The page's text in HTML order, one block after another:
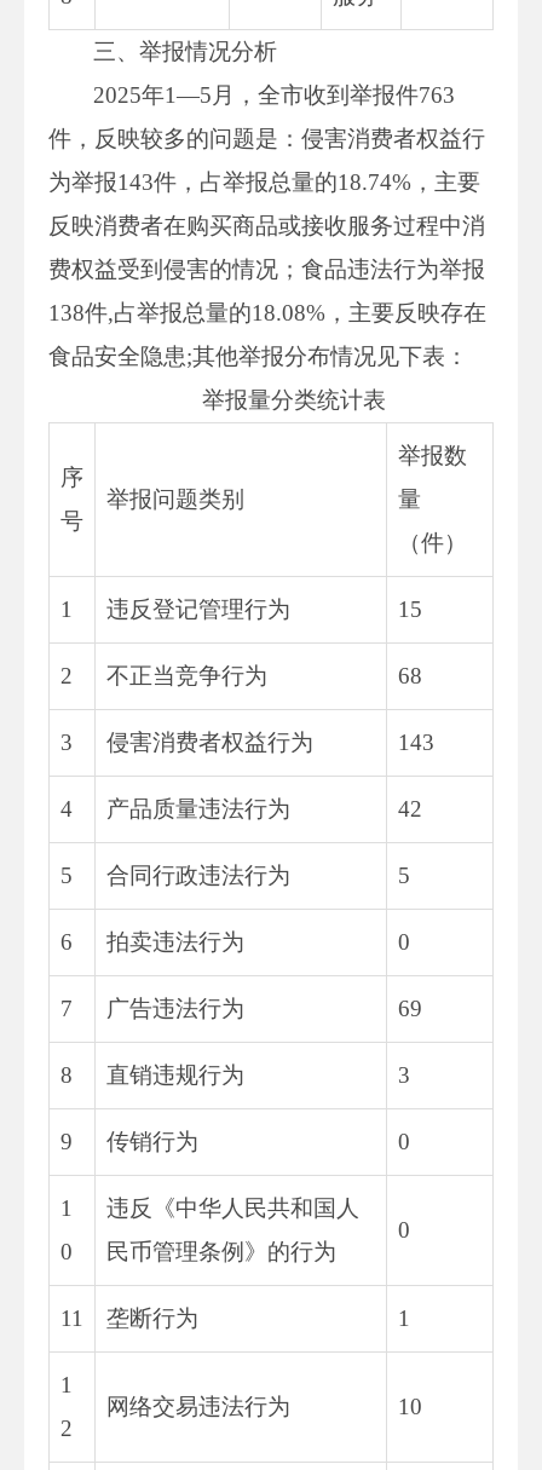
三、举报情况分析
2025年1—5月，全市收到举报件763
件，反映较多的问题是：侵害消费者权益行
为举报143件，占举报总量的18.74%，主要
反映消费者在购买商品或接收服务过程中消
费权益受到侵害的情况；食品违法行为举报
138件,占举报总量的18.08%，主要反映存在
食品安全隐患;其他举报分布情况见下表：
举报量分类统计表
序
号
举报问题类别
举报数
量
（件）
1 违反登记管理行为 15
2 不正当竞争行为 68
3 侵害消费者权益行为 143
4 产品质量违法行为 42
5 合同行政违法行为 5
6 拍卖违法行为 0
7 广告违法行为 69
8 直销违规行为 3
9 传销行为 0
1
0
违反《中华人民共和国人
民币管理条例》的行为
0
11 垄断行为 1
1
2
网络交易违法行为 10